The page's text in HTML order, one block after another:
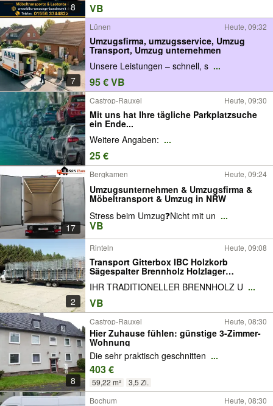
8 VB
7
Lünen Heute, 09:32
Umzugsfirma, umzugsservice, Umzug
Transport, Umzug unternehmen
Unsere Leistungen – schnell, s ...
95 € VB
Castrop-Rauxel Heute, 09:30
Mit uns hat Ihre tägliche Parkplatzsuche
ein Ende...
Weitere Angaben: ...
25 €
17
Bergkamen Heute, 09:24
Umzugsunternehmen & Umzugsfirma &
Möbeltransport & Umzug in NRW
Stress beim Umzug❓Nicht mit un ...
VB
2
Rinteln Heute, 09:08
Transport Gitterbox IBC Holzkorb
Sägespalter Brennholz Holzlager
Kartoffelkiste Eurokisten
IHR TRADITIONELLER BRENNHOLZ U ...
VB
8
Castrop-Rauxel Heute, 08:30
Hier Zuhause fühlen: günstige 3-Zimmer-
Wohnung
Die sehr praktisch geschnitten ...
403 €
59,22 m² 3,5 Zi.
Bochum Heute, 08:30